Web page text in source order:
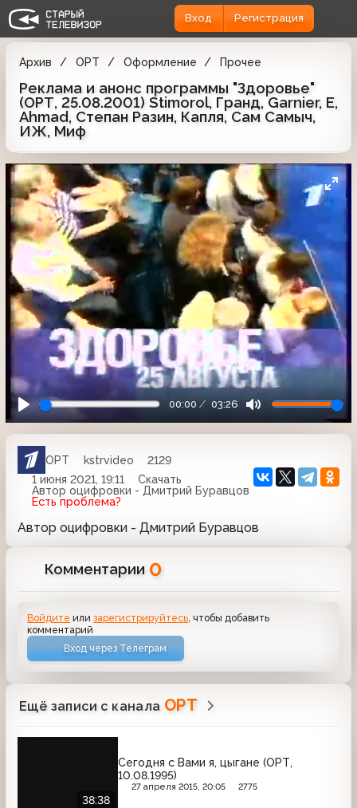
Вход Регистрация
Архив ОРТ Оформление Прочее
Реклама и анонс программы "Здоровье"
(ОРТ, 25.08.2001) Stimorol, Гранд, Garnier, E,
Ahmad, Степан Разин, Капля, Сам Самыч,
ИЖ, Миф
00:00 03:26
ОРТ kstrvideo
2129
1 июня 2021, 19:11
Скачать
Автор оцифровки - Дмитрий Буравцов
Есть проблема?
Автор оцифровки - Дмитрий Буравцов
Комментарии 0
Войдите илизарегистрируйтесь, чтобы добавить
комментарий
Вход через Телеграм
Ещё записи с канала ОРТ
38:38
Сегодня с Вами я, цыгане (ОРТ,
10.08.1995)
27 апреля 2015, 20:05 2775